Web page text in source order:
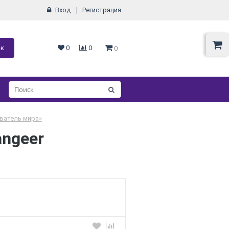
Вход Регистрация
0 0 0
мира»